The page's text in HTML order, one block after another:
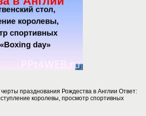
празднования Рождества в Англии Ответ:
королевы, просмотр спортивных